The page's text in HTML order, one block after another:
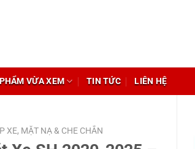
VỪA XEM TIN TỨC LIÊN HỆ
XE, MẶT NẠ & CHE CHẮN